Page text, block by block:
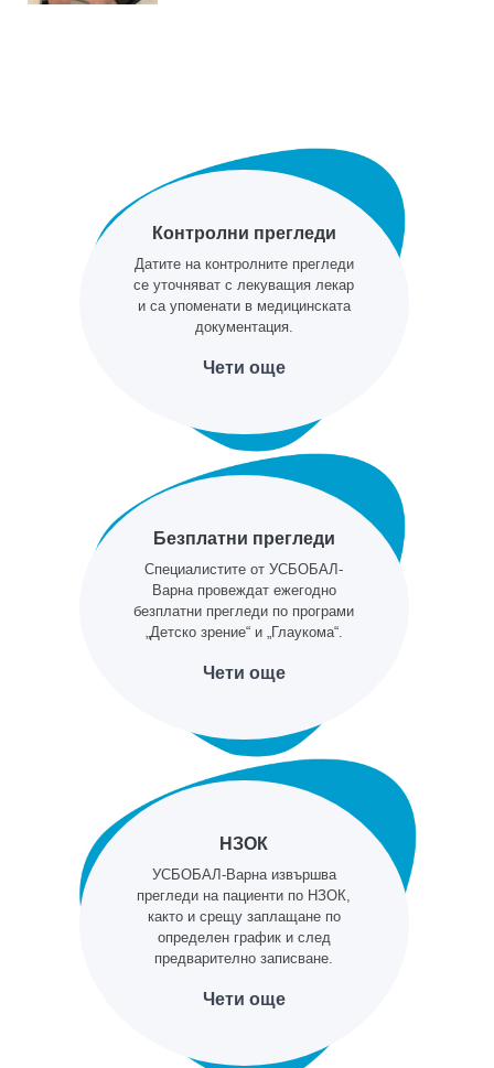
Контролни прегледи
Датите на контролните прегледи
се уточняват с лекуващия лекар
и са упоменати в медицинската
документация.
Чети още
Безплатни прегледи
Специалистите от УСБОБАЛ-
Варна провеждат ежегодно
безплатни прегледи по програми
„Детско зрение“ и „Глаукома“.
Чети още
НЗОК
УСБОБАЛ-Варна извършва
прегледи на пациенти по НЗОК,
както и срещу заплащане по
определен график и след
предварително записване.
Чети още